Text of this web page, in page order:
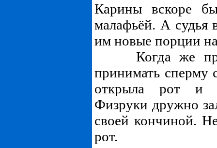
Карины вскоре
малафьёй. А судья
им новые порции
Когда же
принимать сперму
открыла рот и
Физруки дружно
своей кончиной.
рот.